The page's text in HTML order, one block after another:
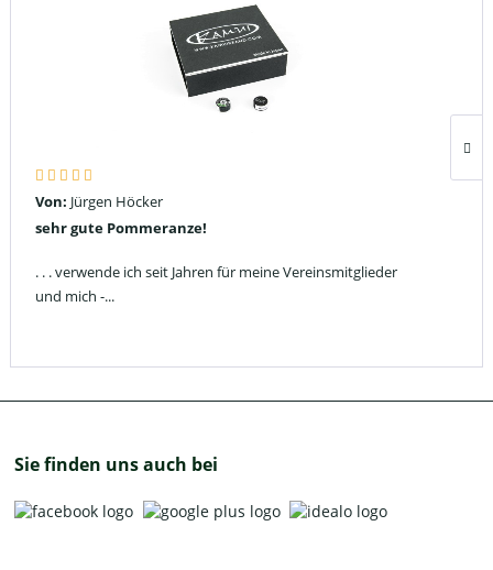
Von: Jürgen Höcker
sehr gute Pommeranze!
. . . verwende ich seit Jahren für meine Vereinsmitglieder
und mich -...
Sie finden uns auch bei